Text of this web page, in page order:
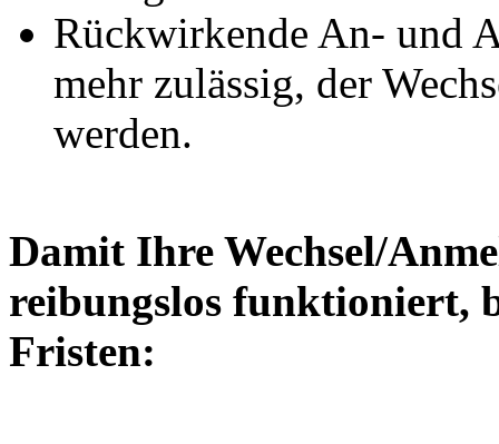
Rückwirkende An- und
mehr zulässig, der
werden.
Damit Ihre Wechsel/
reibungslos funktioniert,
Fristen: